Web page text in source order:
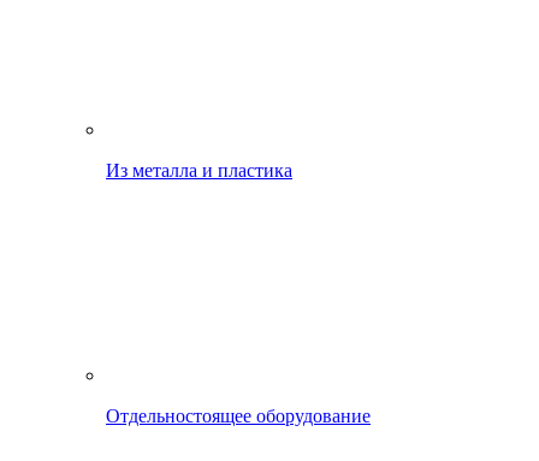
Из металла и пластика
Отдельностоящее оборудование